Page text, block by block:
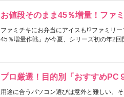
お値段そのまま45％増量！ファ
ファミチキにお弁当にアイスも!?ファミリ
45％増量作戦」が今夏、シリーズ初の年2回
プロ厳選！目的別「おすすめPC
用途に合うパソコン選びは意外と難しい。